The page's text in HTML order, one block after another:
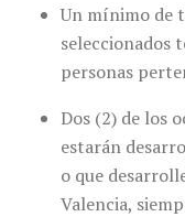
Un mínimo de
seleccionados
personas
Dos (2) de los
estarán
o que
Valencia,